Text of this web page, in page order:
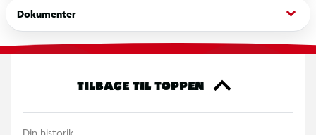
Dokumenter keyboard_arrow_down
TILBAGE TIL TOPPEN